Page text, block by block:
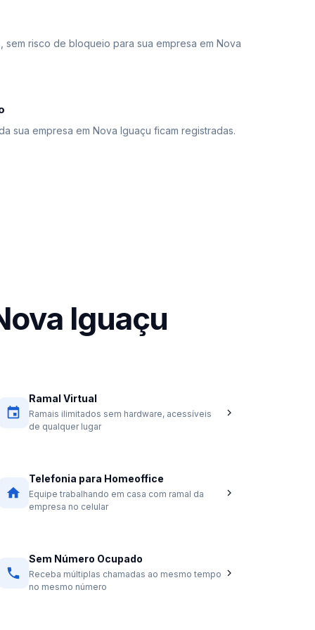
sem risco de bloqueio para sua empresa em Nova
sua empresa em Nova Iguaçu ficam registradas.
Iguaçu
Ramal Virtual
Ramais ilimitados sem hardware, acessíveis
de qualquer lugar
Telefonia para Homeoffice
Equipe trabalhando em casa com ramal da
empresa no celular
Sem Número Ocupado
Receba múltiplas chamadas ao mesmo tempo
no mesmo número